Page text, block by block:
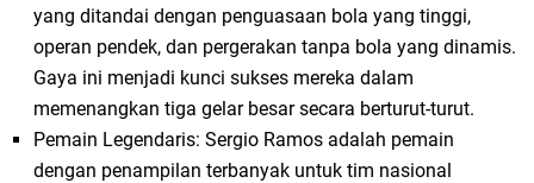
yang ditandai dengan penguasaan bola yang tinggi,
operan pendek, dan pergerakan tanpa bola yang dinamis.
Gaya ini menjadi kunci sukses mereka dalam
memenangkan tiga gelar besar secara berturut-turut.
Pemain Legendaris: Sergio Ramos adalah pemain
dengan penampilan terbanyak untuk tim nasional